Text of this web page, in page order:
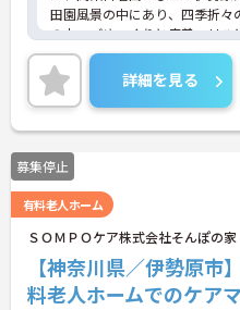
田園風景の中にあり、四季折々
の中、ごゆっくりと療養・リハ
けて頂けます。
残業が少なく福利厚生も整って
て就業していただけます。
ご興味をお持ちの方はお気軽に
詳細を見る
募集停止
有料老人ホーム
ＳＯＭＰＯケア株式会社そんぽの
【神奈川県／伊勢原
料老人ホームでのケア